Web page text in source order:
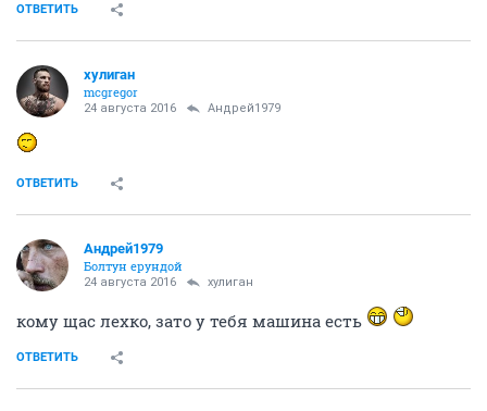
ОТВЕТИТЬ
хулиган
mcgregor
24 августа 2016 Андрей1979
ОТВЕТИТЬ
Андрей1979
Болтун ерундой
24 августа 2016 хулиган
кому щас лехко, зато у тебя машина есть
ОТВЕТИТЬ